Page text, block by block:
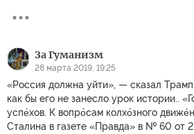
За Гуманизм
28 марта 2019, 19:25
«Россия должна уйти», — сказал
как бы его не занесло урок истории..
успе́хов. К вопро́сам колхо́зного
Сталина в газете «Правда» в № 60 от